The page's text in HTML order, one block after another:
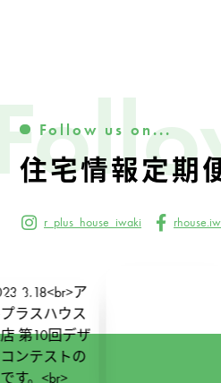
Follow us on...
住宅情報定期
r_plus_house_iwaki
0